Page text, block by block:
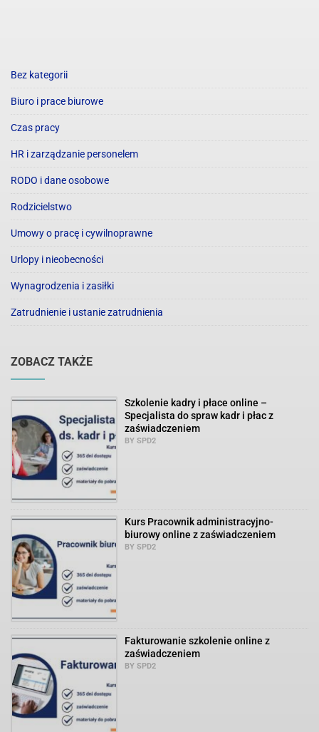
Bez kategorii
Biuro i prace biurowe
Czas pracy
HR i zarządzanie personelem
RODO i dane osobowe
Rodzicielstwo
Umowy o pracę i cywilnoprawne
Urlopy i nieobecności
Wynagrodzenia i zasiłki
Zatrudnienie i ustanie zatrudnienia
ZOBACZ TAKŻE
Szkolenie kadry i płace online –
Specjalista do spraw kadr i płac z
zaświadczeniem
BY SPD2
Kurs Pracownik administracyjno-
biurowy online z zaświadczeniem
BY SPD2
Fakturowanie szkolenie online z
zaświadczeniem
BY SPD2